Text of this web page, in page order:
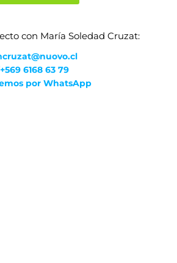
con María Soledad Cruzat:
+569 6168 63 79
por WhatsApp